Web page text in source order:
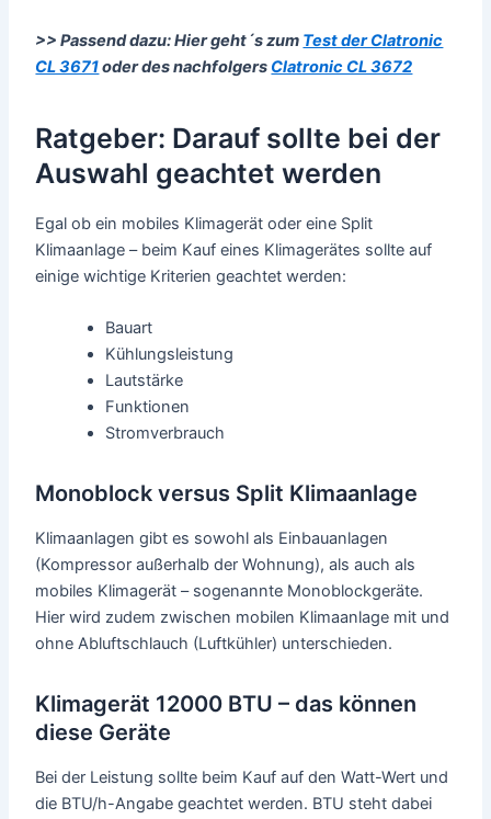
>> Passend dazu: Hier geht´s zum Test der Clatronic
CL 3671oder des nachfolgers Clatronic CL 3672
Ratgeber: Darauf sollte bei der
Auswahl geachtet werden
Egal ob ein mobiles Klimagerät oder eine Split
Klimaanlage – beim Kauf eines Klimagerätes sollte auf
einige wichtige Kriterien geachtet werden:
Bauart
Kühlungsleistung
Lautstärke
Funktionen
Stromverbrauch
Monoblock versus Split Klimaanlage
Klimaanlagen gibt es sowohl als Einbauanlagen
(Kompressor außerhalb der Wohnung), als auch als
mobiles Klimagerät – sogenannte Monoblockgeräte.
Hier wird zudem zwischen mobilen Klimaanlage mit und
ohne Abluftschlauch (Luftkühler) unterschieden.
Klimagerät 12000 BTU – das können
diese Geräte
Bei der Leistung sollte beim Kauf auf den Watt-Wert und
die BTU/h-Angabe geachtet werden. BTU steht dabei